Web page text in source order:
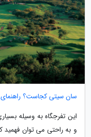
سان سیتی کجاست؟
این تفرجگاه به وسیله
و به راحتی می توان فهمید